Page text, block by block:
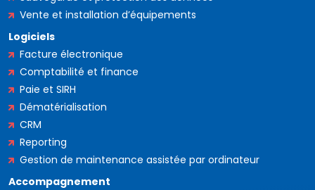
Vente et installation d’équipements
Logiciels
Facture électronique
Comptabilité et finance
Paie et SIRH
Dématérialisation
CRM
Reporting
Gestion de maintenance assistée par ordinateur
Accompagnement